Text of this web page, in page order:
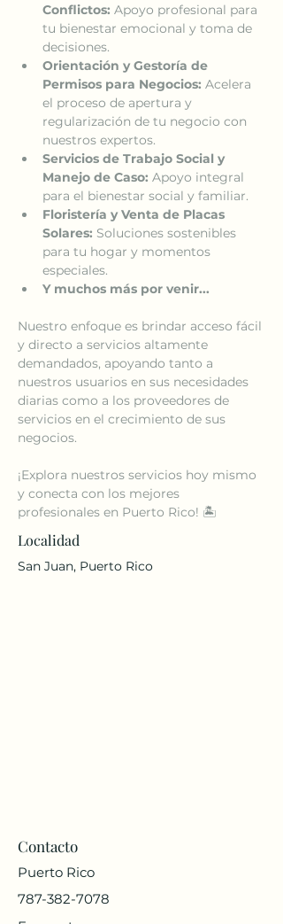
Conflictos: Apoyo profesional para
tu bienestar emocional y toma de
decisiones.
Orientación y Gestoría de
Permisos para Negocios: Acelera
el proceso de apertura y
regularización de tu negocio con
nuestros expertos.
Servicios de Trabajo Social y
Manejo de Caso: Apoyo integral
para el bienestar social y familiar.
Floristería y Venta de Placas
Solares: Soluciones sostenibles
para tu hogar y momentos
especiales.
Y muchos más por venir...
Nuestro enfoque es brindar acceso fácil
y directo a servicios altamente
demandados, apoyando tanto a
nuestros usuarios en sus necesidades
diarias como a los proveedores de
servicios en el crecimiento de sus
negocios.
¡Explora nuestros servicios hoy mismo
y conecta con los mejores
profesionales en Puerto Rico! 🏝️
Localidad
San Juan, Puerto Rico
Contacto
Puerto Rico
787-382-7078